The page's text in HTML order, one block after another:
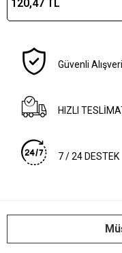
Eşyası*12x12
120,47 TL
Güvenli
HIZLI
7 / 24 DESTEK